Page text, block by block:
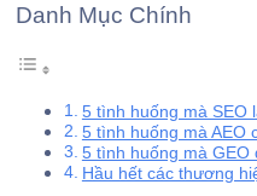
Danh Mục Chính
5 tình huống mà SEO
5 tình huống mà AEO
5 tình huống mà GEO
Hầu hết các thương